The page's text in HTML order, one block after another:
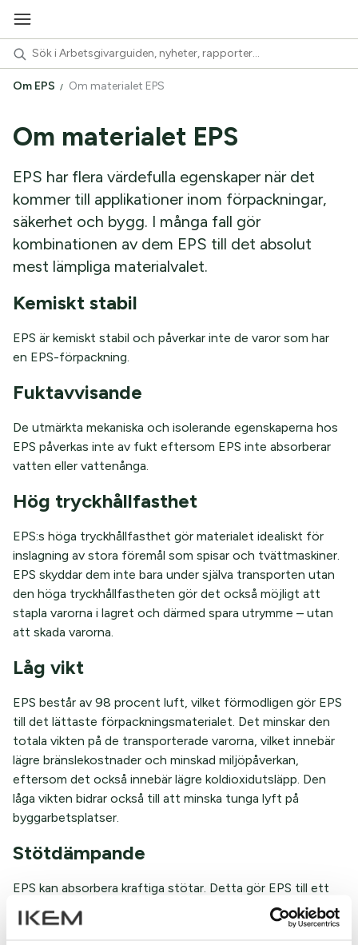
Om EPS Om materialet EPS
Om materialet EPS
EPS har flera värdefulla egenskaper när det
kommer till applikationer inom förpackningar,
säkerhet och bygg. I många fall gör
kombinationen av dem EPS till det absolut
mest lämpliga materialvalet.
Kemiskt stabil
EPS är kemiskt stabil och påverkar inte de varor som har
en EPS-förpackning.
Fuktavvisande
De utmärkta mekaniska och isolerande egenskaperna hos
EPS påverkas inte av fukt eftersom EPS inte absorberar
vatten eller vattenånga.
Hög tryckhållfasthet
EPS:s höga tryckhållfasthet gör materialet idealiskt för
inslagning av stora föremål som spisar och tvättmaskiner.
EPS skyddar dem inte bara under själva transporten utan
den höga tryckhållfastheten gör det också möjligt att
stapla varorna i lagret och därmed spara utrymme – utan
att skada varorna.
Låg vikt
EPS består av 98 procent luft, vilket förmodligen gör EPS
till det lättaste förpackningsmaterialet. Det minskar den
totala vikten på de transporterade varorna, vilket innebär
lägre bränslekostnader och minskad miljöpåverkan,
eftersom det också innebär lägre koldioxidutsläpp. Den
låga vikten bidrar också till att minska tunga lyft på
byggarbetsplatser.
Stötdämpande
EPS kan absorbera kraftiga stötar. Detta gör EPS till ett
idealiskt material för skydd av känsliga produkter under
transport och lagring. Samtidigt innebär de unika